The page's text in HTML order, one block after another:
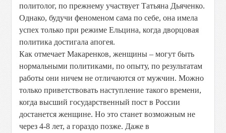
политолог, по прежнему участвует Татьяна Дьяченко.
Однако, будучи феноменом сама по себе, она имела
успех только при режиме Ельцина, когда дворцовая
политика достигала апогея.
Как отмечает Макаренков, женщины – могут быть
нормальными политиками, по опыту, по результатам
работы они ничем не отличаются от мужчин. Можно
только приветствовать наступление такого времени,
когда высший государственный пост в России
достанется женщине. Но это станет возможным не
через 4-8 лет, а гораздо позже. Даже в